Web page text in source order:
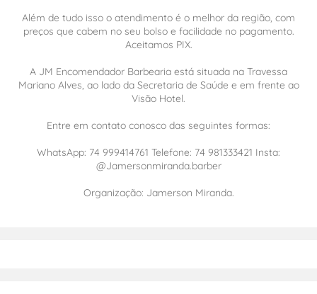
Além de tudo isso o atendimento é o melhor da região, com
preços que cabem no seu bolso e facilidade no pagamento.
Aceitamos PIX.
A JM Encomendador Barbearia está situada na Travessa
Mariano Alves, ao lado da Secretaria de Saúde e em frente ao
Visão Hotel.
Entre em contato conosco das seguintes formas:
WhatsApp: 74 999414761 Telefone: 74 981333421 Insta:
@Jamersonmiranda.barber
Organização: Jamerson Miranda.